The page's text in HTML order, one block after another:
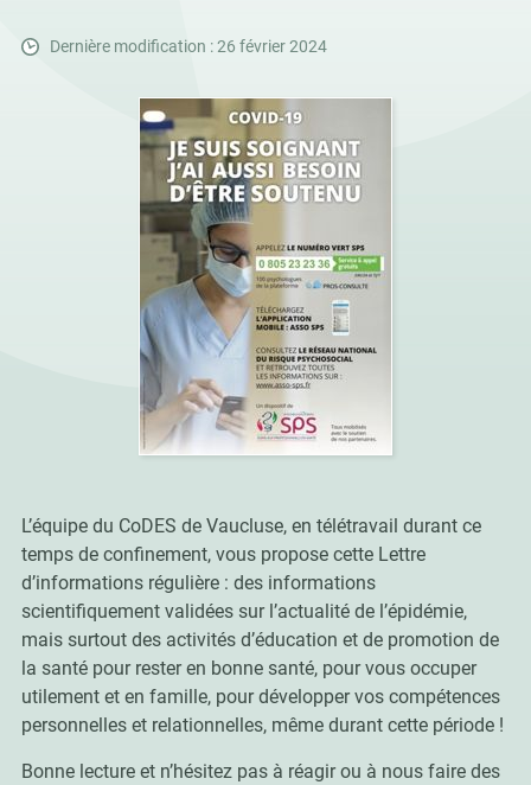
Dernière modification : 26 février 2024
L’équipe du CoDES de Vaucluse, en télétravail durant ce
temps de confinement, vous propose cette Lettre
d’informations régulière : des informations
scientifiquement validées sur l’actualité de l’épidémie,
mais surtout des activités d’éducation et de promotion de
la santé pour rester en bonne santé, pour vous occuper
utilement et en famille, pour développer vos compétences
personnelles et relationnelles, même durant cette période !
Bonne lecture et n’hésitez pas à réagir ou à nous faire des